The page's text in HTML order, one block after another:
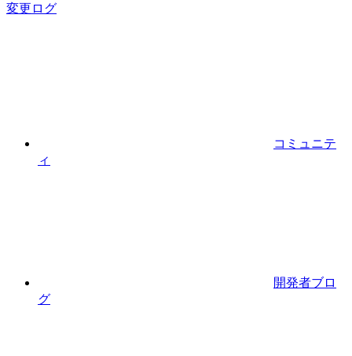
変更ログ
コミュニテ
ィ
開発者ブロ
グ